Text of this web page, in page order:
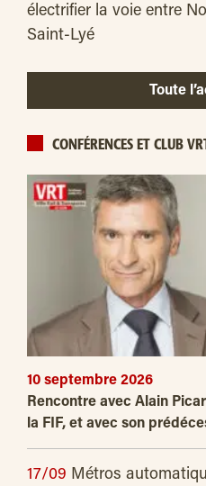
électrifier la voie entre
Saint-Lyé
Toute
CONFÉRENCES ET CLUB VRT
10 septembre 2026
Rencontre avec Alain
la FIF, et avec son
17/09 Métros